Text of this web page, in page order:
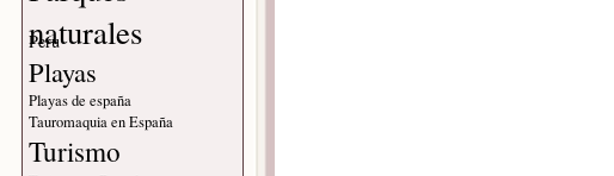
naturales
Peru
Playas
Playas de españa
Tauromaquia en España
Turismo